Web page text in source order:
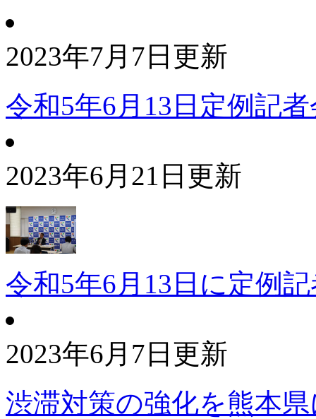
2023年7月7日更新
令和5年6月13日定例記
2023年6月21日更新
令和5年6月13日に定例
2023年6月7日更新
渋滞対策の強化を熊本